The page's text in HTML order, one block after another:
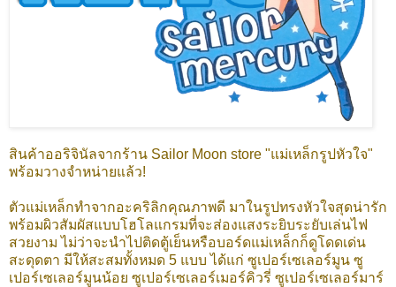
สินค้าออริจินัลจากร้าน Sailor Moon store "แม่เหล็กรูปหัวใจ"
พร้อมวางจำหน่ายแล้ว!
ตัวแม่เหล็กทำจากอะคริลิกคุณภาพดี มาในรูปทรงหัวใจสุดน่ารัก
พร้อมผิวสัมผัสแบบโฮโลแกรมที่จะส่องแสงระยิบระยับเล่นไฟ
สวยงาม ไม่ว่าจะนำไปติดตู้เย็นหรือบอร์ดแม่เหล็กก็ดูโดดเด่น
สะดุดตา มีให้สะสมทั้งหมด 5 แบบ ได้แก่ ซูเปอร์เซเลอร์มูน ซู
เปอร์เซเลอร์มูนน้อย ซูเปอร์เซเลอร์เมอร์คิวรี่ ซูเปอร์เซเลอร์มาร์